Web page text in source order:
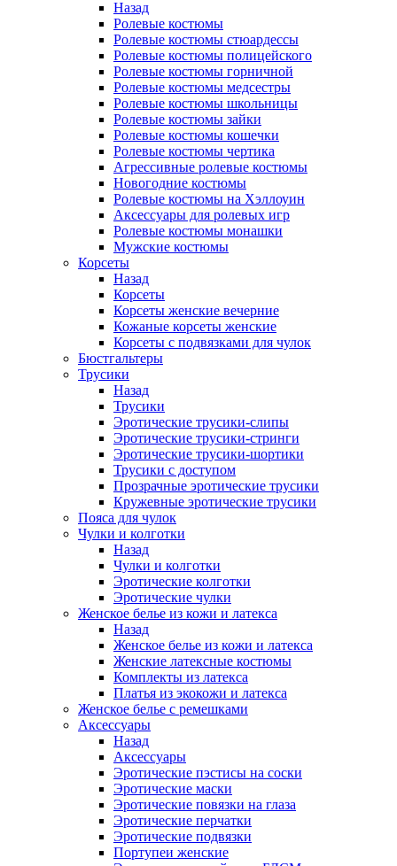
Назад
Ролевые костюмы
Ролевые костюмы стюардессы
Ролевые костюмы полицейского
Ролевые костюмы горничной
Ролевые костюмы медсестры
Ролевые костюмы школьницы
Ролевые костюмы зайки
Ролевые костюмы кошечки
Ролевые костюмы чертика
Агрессивные ролевые костюмы
Новогодние костюмы
Ролевые костюмы на Хэллоуин
Аксессуары для ролевых игр
Ролевые костюмы монашки
Мужские костюмы
Корсеты
Назад
Корсеты
Корсеты женские вечерние
Кожаные корсеты женские
Корсеты с подвязками для чулок
Бюстгальтеры
Трусики
Назад
Трусики
Эротические трусики-слипы
Эротические трусики-стринги
Эротические трусики-шортики
Трусики с доступом
Прозрачные эротические трусики
Кружевные эротические трусики
Пояса для чулок
Чулки и колготки
Назад
Чулки и колготки
Эротические колготки
Эротические чулки
Женское белье из кожи и латекса
Назад
Женское белье из кожи и латекса
Женские латексные костюмы
Комплекты из латекса
Платья из экокожи и латекса
Женское белье с ремешками
Аксессуары
Назад
Аксессуары
Эротические пэстисы на соски
Эротические маски
Эротические повязки на глаза
Эротические перчатки
Эротические подвязки
Портупеи женские